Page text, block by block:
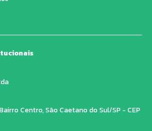
Centro, São Caetano do Sul/SP - CEP